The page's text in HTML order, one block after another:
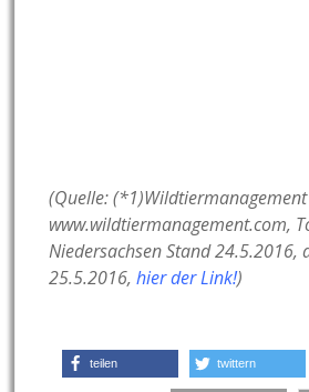
(Quelle: (*1)Wildtiermanagement
www.wildtiermanagement.com,
Niedersachsen Stand 24.5.2016,
25.5.2016,hier der Link!)
teilen twittern